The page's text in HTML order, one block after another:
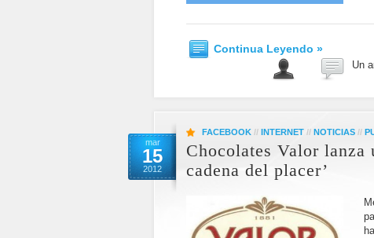
Continua Leyendo »
Un
mar
15
2012
FACEBOOK // INTERNET // NOTICIAS //
Chocolates Valor lanza
cadena del placer’